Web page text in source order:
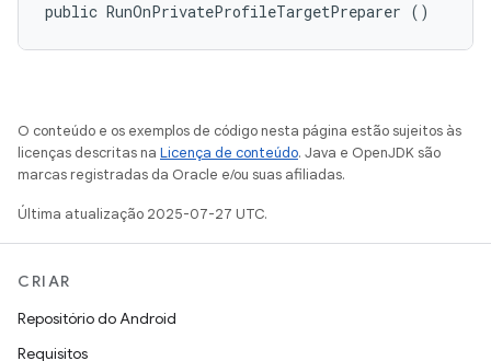
public RunOnPrivateProfileTargetPreparer ()
O conteúdo e os exemplos de código nesta página estão sujeitos às
licenças descritas na Licença de conteúdo. Java e OpenJDK são
marcas registradas da Oracle e/ou suas afiliadas.
Última atualização 2025-07-27 UTC.
CRIAR
Repositório do Android
Requisitos